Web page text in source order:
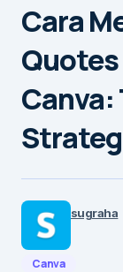
Cara
Canva:
sugraha
Canva